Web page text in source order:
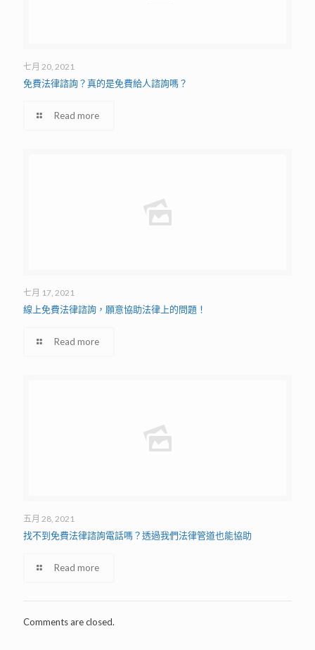
七月 20, 2021
免費法律諮詢？真的是免費給人諮詢嗎？
Read more
七月 17, 2021
線上免費法律諮詢，願意協助法律上的問題！
Read more
五月 28, 2021
找不到免費法律諮詢電話嗎？透過我們法律管道也能協助
Read more
Comments are closed.